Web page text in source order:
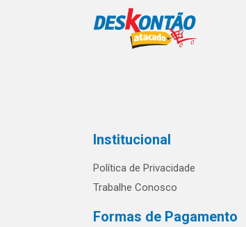
Institucional
Política de Privacidade
Trabalhe Conosco
Formas de Pagamento